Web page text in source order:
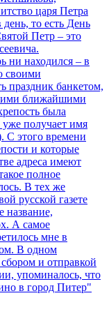
царя Петра
то есть День
Петр – это
ни находился – в
своими
праздник банкетом,
ближайшими
была
уже получает имя
С этого времени
и которые
адреса имеют
полное
В тех же
русской газете
название,
А самое
мне в
В одном
и отправкой
упоминалось, что
в город Питер"